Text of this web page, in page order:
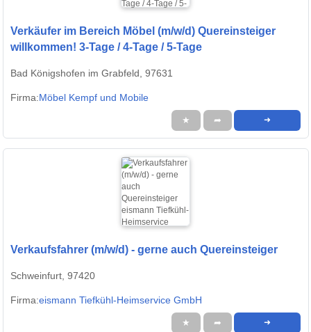
Verkäufer im Bereich Möbel (m/w/d) Quereinsteiger
willkommen! 3-Tage / 4-Tage / 5-Tage
Bad Königshofen im Grabfeld, 97631
Firma:Möbel Kempf und Mobile
★ ➦ ➜
Verkaufsfahrer (m/w/d) - gerne auch Quereinsteiger
Schweinfurt, 97420
Firma:eismann Tiefkühl-Heimservice GmbH
★ ➦ ➜